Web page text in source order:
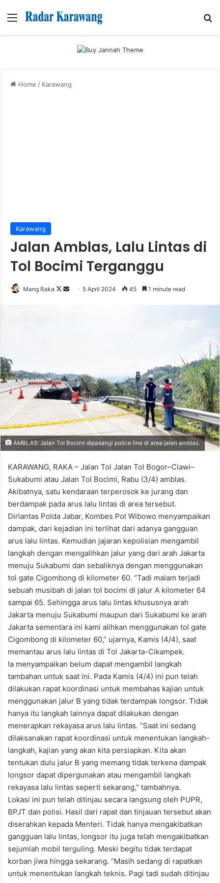
Menu
Home / Karawang
Karawang
Jalan Amblas, Lalu Lintas di
Tol Bocimi Terganggu
Mang Raka
Follow
Send 5 April 2024 45 1 minute read
AMBLAS: Jalan Tol Bocimi dipasangi police line di area jalan amblas.
KARAWANG, RAKA – Jalan Tol Jalan Tol Bogor–Ciawi–
Sukabumi atau Jalan Tol Bocimi, Rabu (3/4) amblas.
Akibatnya, satu kendaraan terperosok ke jurang dan
berdampak pada arus lalu lintas di area tersebut.
Dirlantas Polda Jabar, Kombes Pol Wibowo menyampaikan
dampak, dari kejadian ini terlihat dari adanya gangguan
arus lalu lintas. Kemudian jajaran kepolisian mengambil
langkah dengan mengalihkan jalur yang dari arah Jakarta
menuju Sukabumi dan sebaliknya dengan menggunakan
tol gate Cigombong di kilometer 60. “Tadi malam terjadi
sebuah musibah di jalan tol bocimi di jalur A kilometer 64
sampai 65. Sehingga arus lalu lintas khususnya arah
Jakarta menuju Sukabumi maupun dari Sukabumi ke arah
Jakarta sementara ini kami alihkan menggunakan tol gate
Cigombong di kilometer 60,” ujarnya, Kamis (4/4), saat
memantau arus lalu lintas di Tol Jakarta-Cikampek.
Ia menyampaikan belum dapat mengambil langkah
tambahan untuk saat ini. Pada Kamis (4/4) ini pun telah
dilakukan rapat koordinasi untuk membahas kajian untuk
menggunakan jalur B yang tidak terdampak longsor. Tidak
hanya itu langkah lainnya dapat dilakukan dengan
menerapkan rekayasa arus lalu lintas. “Saat ini sedang
dilaksanakan rapat koordinasi untuk menentukan langkah-
langkah, kajian yang akan kita persiapkan. Kita akan
tentukan dulu jalur B yang memang tidak terkena dampak
longsor dapat dipergunakan atau mengambil langkah
rekayasa lalu lintas seperti sekarang,” tambahnya.
Lokasi ini pun telah ditinjau secara langsung oleh PUPR,
BPJT dan polisi. Hasil dari rapat dan tinjauan tersebut akan
diserahkan kepada Menteri. Tidak hanya mengakibatkan
gangguan lalu lintas, longsor itu juga telah mengakibatkan
sejumlah mobil terguling. Meski begitu tidak terdapat
korban jiwa hingga sekarang. “Masih sedang di rapatkan
untuk menentukan langkah teknis. Pagi tadi sudah ditinjau